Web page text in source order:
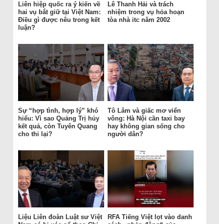
Liên hiệp quốc ra ý kiến về
hai vụ bắt giữ tại Việt Nam:
Điều gì được nêu trong kết
luận?
Lê Thanh Hải và trách
nhiệm trong vụ hỏa hoạn
tòa nhà itc năm 2002
Sự “hợp tình, hợp lý” khó
hiểu: Vì sao Quảng Trị hủy
kết quả, còn Tuyên Quang
cho thi lại?
Tô Lâm và giấc mơ viển
vông: Hà Nội cần taxi bay
hay không gian sống cho
người dân?
Liệu Liên đoàn Luật sư Việt
RFA Tiếng Việt lọt vào danh